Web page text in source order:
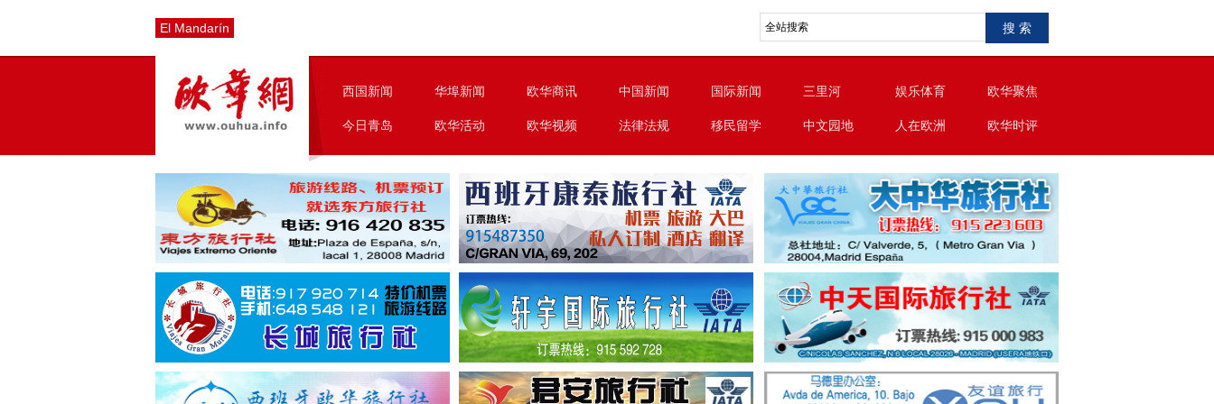
El Mandarín 搜 索
西国新闻 华埠新闻 欧华商讯 中国新闻 国际新闻 三里河 娱乐体育 欧华聚焦
今日青岛 欧华活动 欧华视频 法律法规 移民留学 中文园地 人在欧洲 欧华时评